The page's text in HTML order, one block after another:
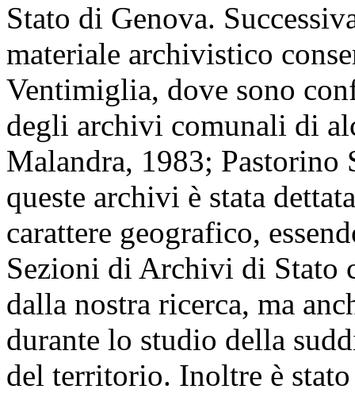
Stato di Genova.
materiale archivistico
Ventimiglia, dove sono
degli archivi comunali di
Malandra, 1983; Pastorino
queste archivi è stata
carattere geografico,
Sezioni di Archivi di Stato
dalla nostra ricerca, ma
durante lo studio della
del territorio. Inoltre è